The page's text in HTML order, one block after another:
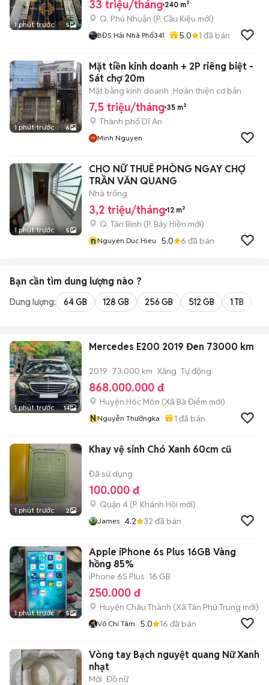
1 phút trước 5
33 triệu/tháng 240 m²
Q. Phú Nhuận (P. Cầu Kiệu mới)
BĐS Hải Nhà Phố341 5.0 1 đã bán
1 phút trước 6
Mặt tiền kinh doanh + 2P riêng biệt -
Sát chợ 20m
Mặt bằng kinh doanh Hoàn thiện cơ bản
7,5 triệu/tháng 35 m²
Thành phố Dĩ An
Minh Nguyen
1 phút trước 5
CHO NỮ THUÊ PHÒNG NGAY CHỢ
TRẦN VĂN QUANG
Nhà trống
3,2 triệu/tháng 12 m²
Q. Tân Bình (P. Bảy Hiền mới)
nNguyen Duc Hieu 5.0 6 đã bán
Bạn cần tìm dung lượng nào ?
Dung lượng: 64 GB 128 GB 256 GB 512 GB 1 TB
1 phút trước 14
Mercedes E200 2019 Đen 73000 km
2019 73.000 km Xăng Tự động
868.000.000 đ
Huyện Hóc Môn (Xã Bà Điểm mới)
NNguyễn Thưởngka 1 đã bán
1 phút trước 2
Khay vệ sinh Chó Xanh 60cm cũ
Đã sử dụng
100.000 đ
Quận 4 (P. Khánh Hội mới)
James 4.2 32 đã bán
1 phút trước 5
Apple iPhone 6s Plus 16GB Vàng
hồng 85%
iPhone 6S Plus 16 GB
250.000 đ
Huyện Châu Thành (Xã Tân Phú Trung mới)
Võ Chí Tâm 5.0 16 đã bán
Vòng tay Bạch nguyệt quang Nữ Xanh
nhạt
Mới Đồ nữ